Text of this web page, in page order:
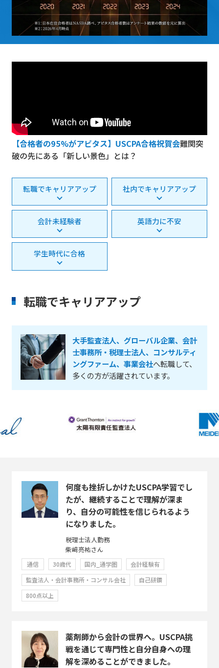
【合格者の95%がアビタス】USCPA合格祝賀会難関突
破の先にある「新しい景色」とは？
転職でキャリアアップ 社内でキャリアアップ
会計未経験者 英語力に不安
学生時代に合格
転職でキャリアアップ
大手監査法人、グローバル企業、会計
士事務所・税理士法人、コンサルティ
ングファーム、事業会社へ転職して、
多くの方が活躍されています。
何度も挫折しかけたUSCPA学習でし
たが、継続することで理解が深ま
り、自分の可能性を信じられるよう
になりました。
税理士法人勤務
柴﨑亮祐さん
通信 30歳代 国内_通学圏
会計経験有
監査法人・会計事務所・コンサル会社
自己研鑽
800点以上
薬剤師から会計の世界へ。USCPA挑
戦を通じて専門性と自分自身への理
解を深めることができました。